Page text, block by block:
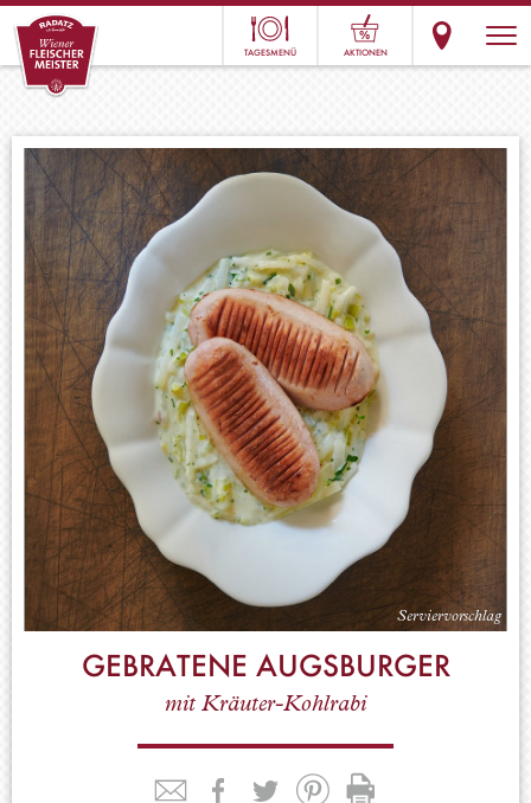
TAGESMENÜ AKTIONEN
GEBRATENE AUGSBURGER
mit Kräuter-Kohlrabi